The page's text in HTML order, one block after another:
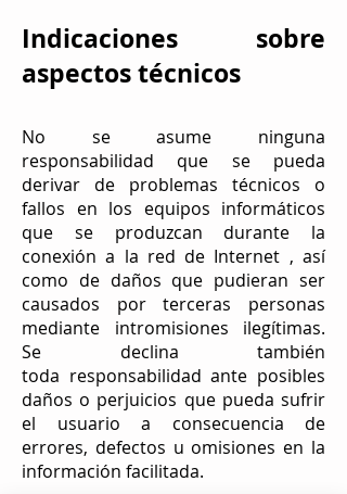
Indicaciones sobre
aspectos técnicos
No se asume ninguna
responsabilidad que se pueda
derivar de problemas técnicos o
fallos en los equipos informáticos
que se produzcan durante la
conexión a la red de Internet , así
como de daños que pudieran ser
causados por terceras personas
mediante intromisiones ilegítimas.
Se declina también
toda responsabilidad ante posibles
daños o perjuicios que pueda sufrir
el usuario a consecuencia de
errores, defectos u omisiones en la
información facilitada.